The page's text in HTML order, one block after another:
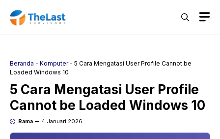
Beranda - Komputer- 5 Cara Mengatasi User Profile Cannot be
Loaded Windows 10
5 Cara Mengatasi User Profile
Cannot be Loaded Windows 10
Rama 4 Januari 2026